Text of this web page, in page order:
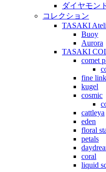
ダイヤモン
コレクション
TASAKI
Buoy
Aurora
TASAKI
comet
fine
kugel
cosmic
cattleya
eden
floral
petals
coral
liquid